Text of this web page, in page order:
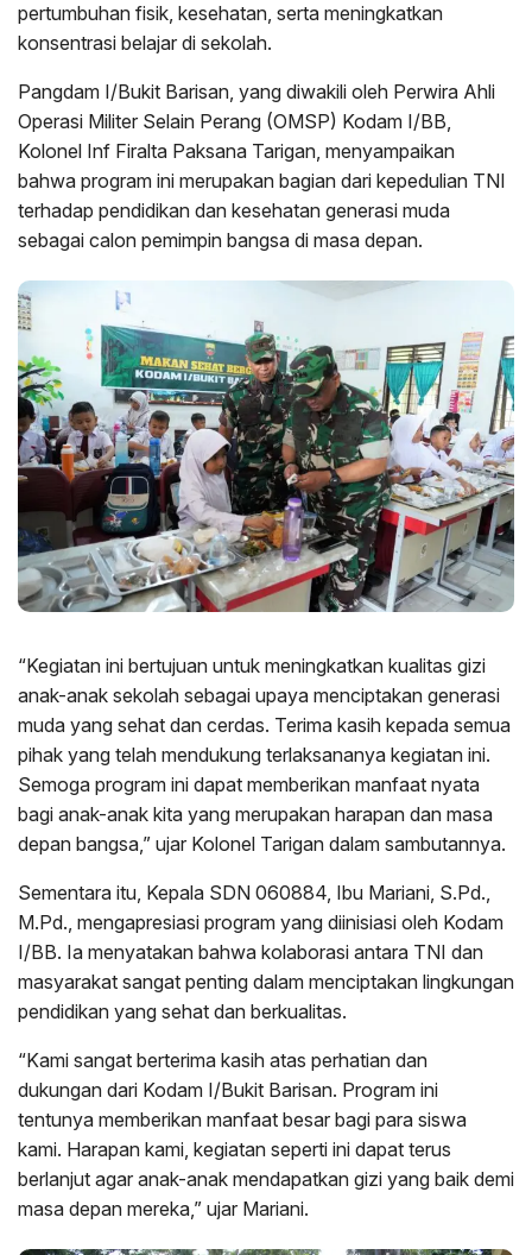
pertumbuhan fisik, kesehatan, serta meningkatkan
konsentrasi belajar di sekolah.
Pangdam I/Bukit Barisan, yang diwakili oleh Perwira Ahli
Operasi Militer Selain Perang (OMSP) Kodam I/BB,
Kolonel Inf Firalta Paksana Tarigan, menyampaikan
bahwa program ini merupakan bagian dari kepedulian TNI
terhadap pendidikan dan kesehatan generasi muda
sebagai calon pemimpin bangsa di masa depan.
“Kegiatan ini bertujuan untuk meningkatkan kualitas gizi
anak-anak sekolah sebagai upaya menciptakan generasi
muda yang sehat dan cerdas. Terima kasih kepada semua
pihak yang telah mendukung terlaksananya kegiatan ini.
Semoga program ini dapat memberikan manfaat nyata
bagi anak-anak kita yang merupakan harapan dan masa
depan bangsa,” ujar Kolonel Tarigan dalam sambutannya.
Sementara itu, Kepala SDN 060884, Ibu Mariani, S.Pd.,
M.Pd., mengapresiasi program yang diinisiasi oleh Kodam
I/BB. Ia menyatakan bahwa kolaborasi antara TNI dan
masyarakat sangat penting dalam menciptakan lingkungan
pendidikan yang sehat dan berkualitas.
“Kami sangat berterima kasih atas perhatian dan
dukungan dari Kodam I/Bukit Barisan. Program ini
tentunya memberikan manfaat besar bagi para siswa
kami. Harapan kami, kegiatan seperti ini dapat terus
berlanjut agar anak-anak mendapatkan gizi yang baik demi
masa depan mereka,” ujar Mariani.